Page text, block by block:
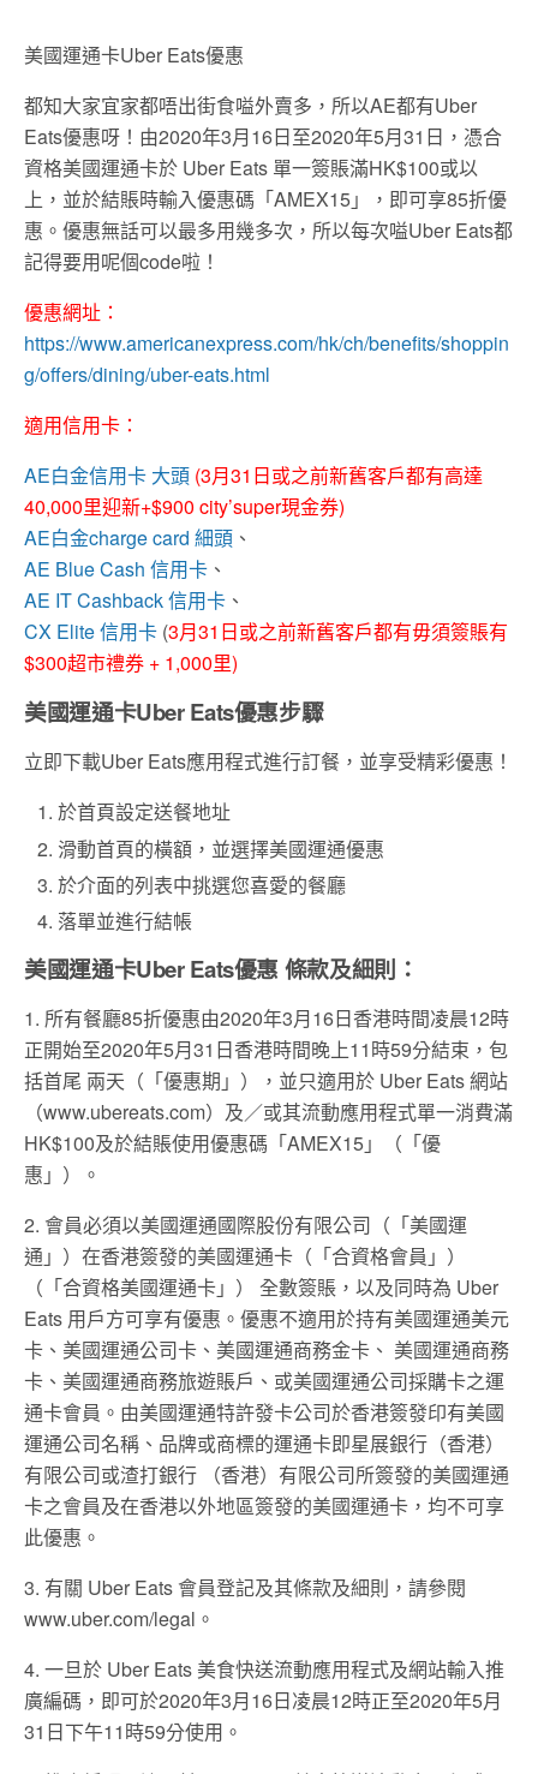
美國運通卡Uber Eats優惠
都知大家宜家都唔出街食嗌外賣多，所以AE都有Uber
Eats優惠呀！由2020年3月16日至2020年5月31日，憑合
資格美國運通卡於 Uber Eats 單一簽賬滿HK$100或以
上，並於結賬時輸入優惠碼「AMEX15」，即可享85折優
惠。優惠無話可以最多用幾多次，所以每次嗌Uber Eats都
記得要用呢個code啦！
優惠網址：
https://www.americanexpress.com/hk/ch/benefits/shoppin
g/offers/dining/uber-eats.html
適用信用卡：
AE白金信用卡 大頭 (3月31日或之前新舊客戶都有高達
40,000里迎新+$900 city’super現金券)
AE白金charge card 細頭 、
AE Blue Cash 信用卡 、
AE IT Cashback 信用卡 、
CX Elite 信用卡 (3月31日或之前新舊客戶都有毋須簽賬有
$300超市禮券 + 1,000里)
美國運通卡Uber Eats優惠步驟
立即下載Uber Eats應用程式進行訂餐，並享受精彩優惠！
於首頁設定送餐地址
滑動首頁的橫額，並選擇美國運通優惠
於介面的列表中挑選您喜愛的餐廳
落單並進行結帳
美國運通卡Uber Eats優惠 條款及細則：
1. 所有餐廳85折優惠由2020年3月16日香港時間凌晨12時
正開始至2020年5月31日香港時間晚上11時59分結束，包
括首尾 兩天（「優惠期」），並只適用於 Uber Eats 網站
（www.ubereats.com）及／或其流動應用程式單一消費滿
HK$100及於結賬使用優惠碼「AMEX15」（「優
惠」）。
2. 會員必須以美國運通國際股份有限公司（「美國運
通」）在香港簽發的美國運通卡（「合資格會員」）
（「合資格美國運通卡」） 全數簽賬，以及同時為 Uber
Eats 用戶方可享有優惠。優惠不適用於持有美國運通美元
卡、美國運通公司卡、美國運通商務金卡、 美國運通商務
卡、美國運通商務旅遊賬戶、或美國運通公司採購卡之運
通卡會員。由美國運通特許發卡公司於香港簽發印有美國
運通公司名稱、品牌或商標的運通卡即星展銀行（香港）
有限公司或渣打銀行 （香港）有限公司所簽發的美國運通
卡之會員及在香港以外地區簽發的美國運通卡，均不可享
此優惠。
3. 有關 Uber Eats 會員登記及其條款及細則，請參閱
www.uber.com/legal。
4. 一旦於 Uber Eats 美食快送流動應用程式及網站輸入推
廣編碼，即可於2020年3月16日凌晨12時正至2020年5月
31日下午11時59分使用。